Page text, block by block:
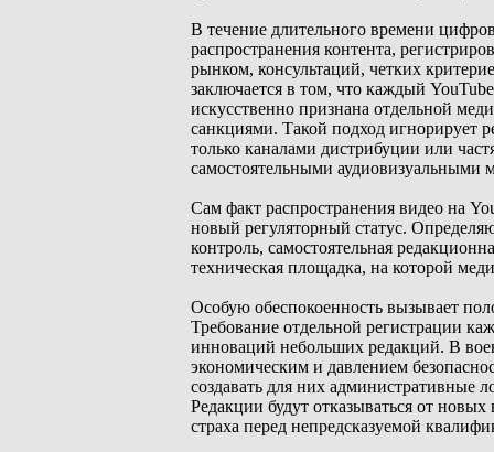
В течение длительного времени
распространения контента,
рынком, консультаций, четких
заключается в том, что каждый
искусственно признана отдельной
санкциями. Такой подход игнорирует
только каналами дистрибуции или
самостоятельными аудиовизуальными
Сам факт распространения видео на
новый регуляторный статус.
контроль, самостоятельная
техническая площадка, на которой
Особую обеспокоенность вызывает
Требование отдельной регистрации
инноваций небольших редакций. В
экономическим и давлением
создавать для них административные
Редакции будут отказываться от
страха перед непредсказуемой